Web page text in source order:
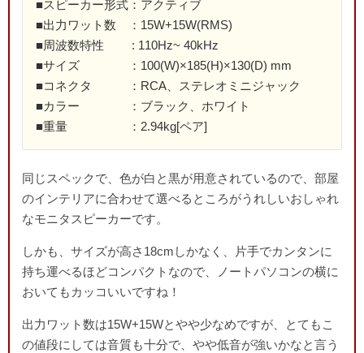
■スピーカー形式：アクティブ
■出力ワット数 ：15W+15W(RMS)
■周波数特性 : 110Hz~ 40kHz
■サイズ ：100(W)×185(H)×130(D) mm
■コネクタ ：RCA、ステレオミニジャック
■カラー ：ブラック、ホワイト
■重量 ：2.94kg[ペア]
同じスペックで、色が白と黒が用意されているので、部屋
のインテリアに合わせて選べるところがうれしいおしゃれ
なモニタスピーカーです。
しかも、サイズが高さ18cmしかなく、片手でカンタンに
持ち運べるほどコンパクトなので、ノートパソコンの横に
おいてもカッコいいですね！
出力ワット数は15W+15Wとやや少なめですが、とてもこ
の値段にしては音質も十分で、やや低音が強いかなと言う